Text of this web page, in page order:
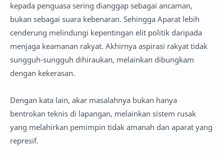
kepada penguasa sering dianggap sebagai ancaman,
bukan sebagai suara kebenaran. Sehingga Aparat lebih
cenderung melindungi kepentingan elit politik daripada
menjaga keamanan rakyat. Akhirnya aspirasi rakyat tidak
sungguh-sungguh dihiraukan, melainkan dibungkam
dengan kekerasan.
Dengan kata lain, akar masalahnya bukan hanya
bentrokan teknis di lapangan, melainkan sistem rusak
yang melahirkan pemimpin tidak amanah dan aparat yang
represif.